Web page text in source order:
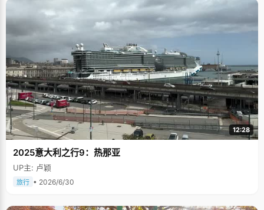
12:28
2025意大利之行9：热那亚
UP主: 卢颖
旅行 • 2026/6/30